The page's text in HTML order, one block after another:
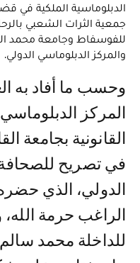
الدبلوماسية الملكية في
جمعية الثرات الشعبي
للفوسفاط وجامعة محمد
والمركز الدبلوماسي الدولي.
وحسب ما أفاد به الغالي الغيلاني، رئيس
المركز
القانونية
في تصريح للصحافة،
الدولي، الذي
الراغب حرمة
للداخلة محمد